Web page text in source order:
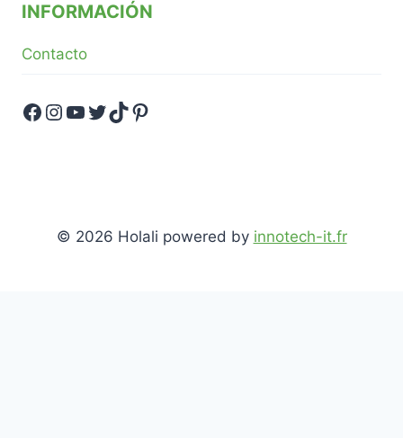
INFORMACIÓN
Contacto
Facebook
Instagram
YouTube
Twitter
TikTok
Pinterest
© 2026 Holali powered by innotech-it.fr